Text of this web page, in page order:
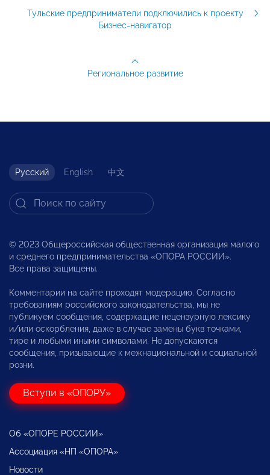
Тульские предприниматели подключились к проекту
Бизнес-навигатор
Региональное развитие
Русский English 中文
© 2023 Общероссийская общественная организация малого
и среднего предпринимательства «ОПОРА РОССИИ».
Все права защищены.
Комментарии на сайте проходят модерацию. Согласно
требованиям российского законодательства, мы не
публикуем сообщения, содержащие нецензурную лексику
и/или оскорбления, даже в случае замены букв точками,
тире и любыми иными символами. Не допускаются
сообщения, призывающие к межнациональной и социальной
розни.
Вступи в «ОПОРУ»
Об «ОПОРЕ РОССИИ»
Ассоциация «НП «ОПОРА»
Новости